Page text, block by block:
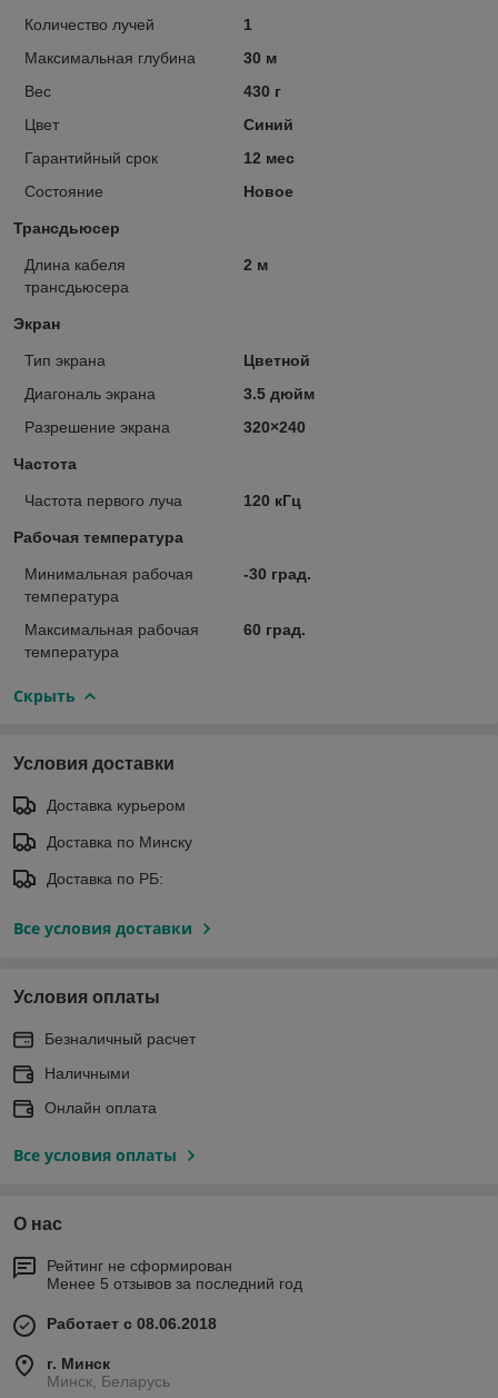
Количество лучей
1
Максимальная глубина
30 м
Вес
430 г
Цвет
Синий
Гарантийный срок
12 мес
Состояние
Новое
Трансдьюсер
Длина кабеля
трансдьюсера
2 м
Экран
Тип экрана
Цветной
Диагональ экрана
3.5 дюйм
Разрешение экрана
320×240
Частота
Частота первого луча 120 кГц
Рабочая температура
Минимальная рабочая
температура
-30 град.
Максимальная рабочая
температура
60 град.
Скрыть
Условия доставки
Доставка курьером
Доставка по Минску
Доставка по РБ:
Все условия доставки
Условия оплаты
Безналичный расчет
Наличными
Онлайн оплата
Все условия оплаты
О нас
Рейтинг не сформирован
Менее 5 отзывов за последний год
Работает с 08.06.2018
г. Минск
Минск, Беларусь